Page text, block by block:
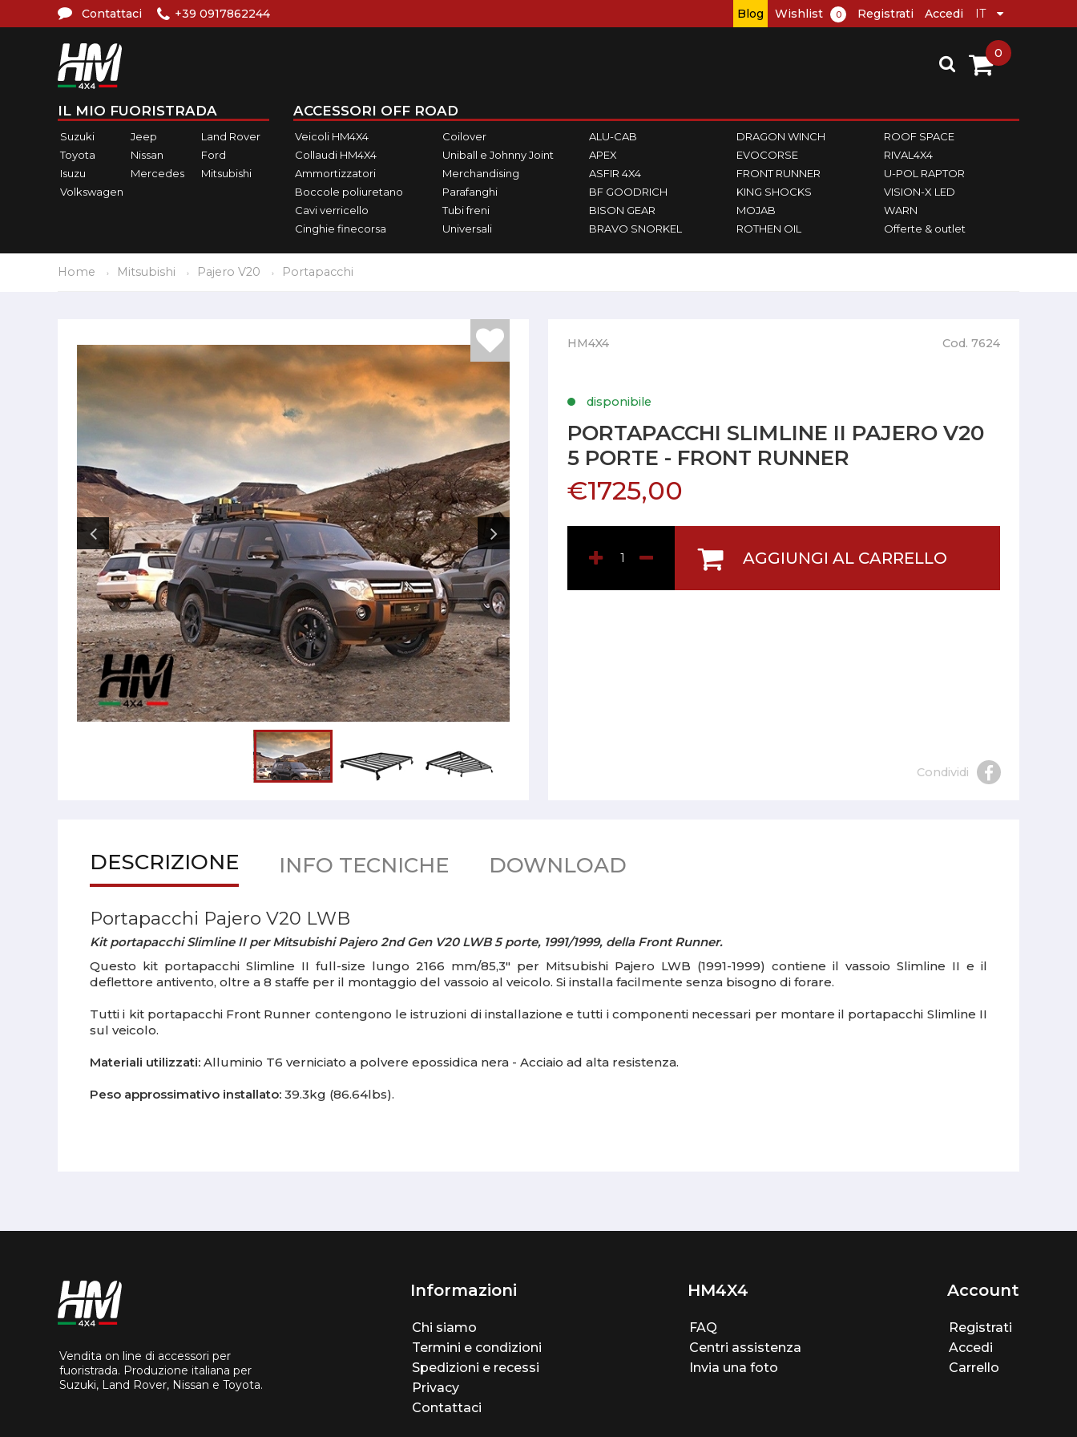
Contattaci +39 0917862244 Blog Wishlist 0 Registrati Accedi
IL MIO FUORISTRADA
Suzuki Jeep
Land Rover
Toyota
Nissan
Ford
Isuzu
Mercedes
Mitsubishi
Volkswagen
ACCESSORI OFF ROAD
Veicoli HM4X4
Collaudi HM4X4
Ammortizzatori
Boccole poliuretano
Cavi verricello
Cinghie finecorsa
Coilover
Uniball e Johnny Joint
Merchandising
Parafanghi
Tubi freni
Universali
ALU-CAB
APEX
ASFIR 4X4
BF GOODRICH
BISON GEAR
BRAVO SNORKEL
DRAGON WINCH
EVOCORSE
FRONT RUNNER
KING SHOCKS
MOJAB
ROTHEN OIL
ROOF SPACE
RIVAL4X4
U-POL RAPTOR
VISION-X LED
WARN
Offerte & outlet
0
Home Mitsubishi Pajero V20 Portapacchi
HM4X4 Cod. 7624
disponibile
PORTAPACCHI SLIMLINE II PAJERO V20
5 PORTE - FRONT RUNNER
€1725,00
AGGIUNGI AL CARRELLO
Condividi
DESCRIZIONE INFO TECNICHE DOWNLOAD
Portapacchi Pajero V20 LWB
Kit portapacchi Slimline II per Mitsubishi Pajero2nd Gen V20 LWB 5 porte, 1991/1999, della Front Runner.
Questo kit portapacchi Slimline II full-size lungo 2166 mm/85,3" per Mitsubishi Pajero LWB (1991-1999) contiene il vassoio Slimline II e il
deflettore antivento, oltre a 8 staffe per il montaggio del vassoio al veicolo. Si installa facilmente senza bisogno di forare.
Tutti i kit portapacchi Front Runner contengono le istruzioni di installazione e tutti i componenti necessari per montare il portapacchi Slimline II
sul veicolo.
Materiali utilizzati: Alluminio T6 verniciato a polvere epossidica nera - Acciaio ad alta resistenza.
Peso approssimativo installato: 39.3kg (86.64lbs).
Vendita on line di accessori per
fuoristrada. Produzione italiana per
Suzuki, Land Rover, Nissan e Toyota.
Informazioni
Chi siamo
Termini e condizioni
Spedizioni e recessi
Privacy
Contattaci
HM4X4
FAQ
Centri assistenza
Invia una foto
Account
Registrati
Accedi
Carrello